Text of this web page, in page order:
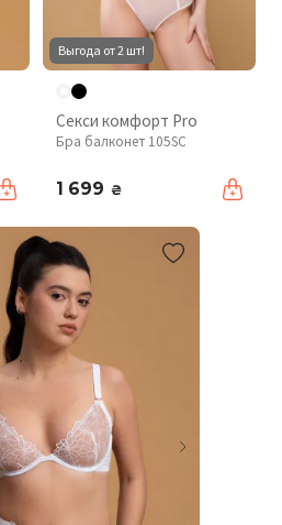
Выгода от 2 шт!
Секси комфорт Pro
Бра балконет 105SC
1 699 ₴